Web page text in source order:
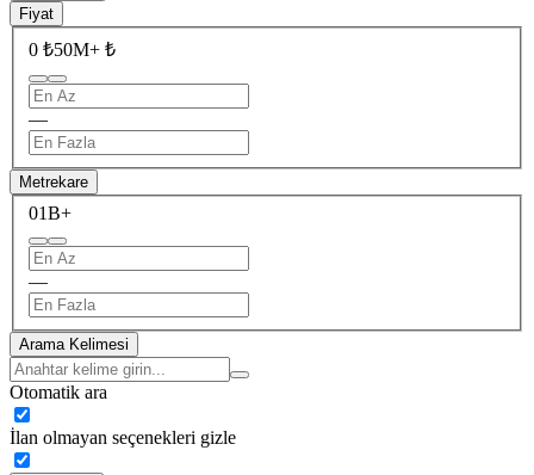
Fiyat
0 ₺50M+ ₺
—
Metrekare
01B+
—
Arama Kelimesi
Otomatik ara
İlan olmayan seçenekleri gizle